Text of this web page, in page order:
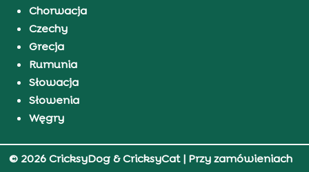
Chorwacja
Czechy
Grecja
Rumunia
Słowacja
Słowenia
Węgry
© 2026 CricksyDog & CricksyCat| Przy zamówieniach